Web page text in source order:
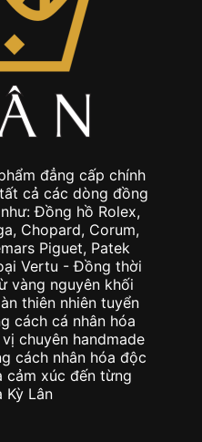
đẳng cấp chính
cả các dòng đồng
Đồng hồ Rolex,
Chopard, Corum,
Piguet, Patek
Vertu - Đồng thời
vàng nguyên khối
thiên nhiên tuyển
cách cá nhân hóa
chuyên handmade
cách nhân hóa độc
cảm xúc đến từng
Kỳ Lân